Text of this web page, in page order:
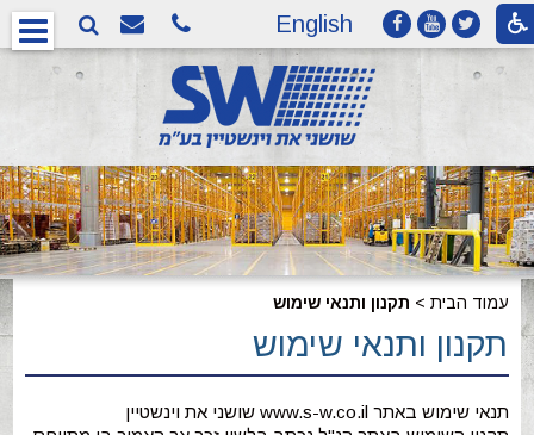
English
עמוד הבית > תקנון ותנאי שימוש
תקנון ותנאי שימוש
תנאי שימוש באתר www.s-w.co.il שושני את וינשטיין